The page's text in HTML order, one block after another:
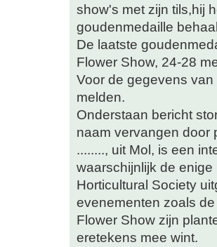
show's met zijn tils,hij
goudenmedaille
De laatste
Flower Show, 24-28
Voor de gegevens
melden.
Onderstaan bericht
naam vervangen door
........, uit Mol, is een
waarschijnlijk de
Horticultural Society
evenementen zoals
Flower Show zijn
eretekens mee wint.